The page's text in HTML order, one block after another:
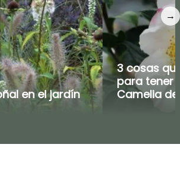
en el jardín
3 cosas
para tener
Camelia
→